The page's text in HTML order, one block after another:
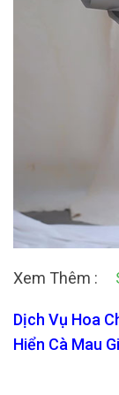
Xem Thêm :
Dịch Vụ Hoa
Hiển Cà Mau